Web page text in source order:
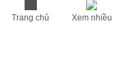
Trang chủ Xem nhiều